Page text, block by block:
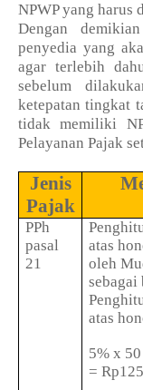
NPWP yang harus
Dengan
penyedia yang
agar terlebih
sebelum
ketepatan tingkat
tidak memiliki
Pelayanan Pajak
Jenis
Pajak
PPh
pasal
21
atas
oleh
atas
5% x
=